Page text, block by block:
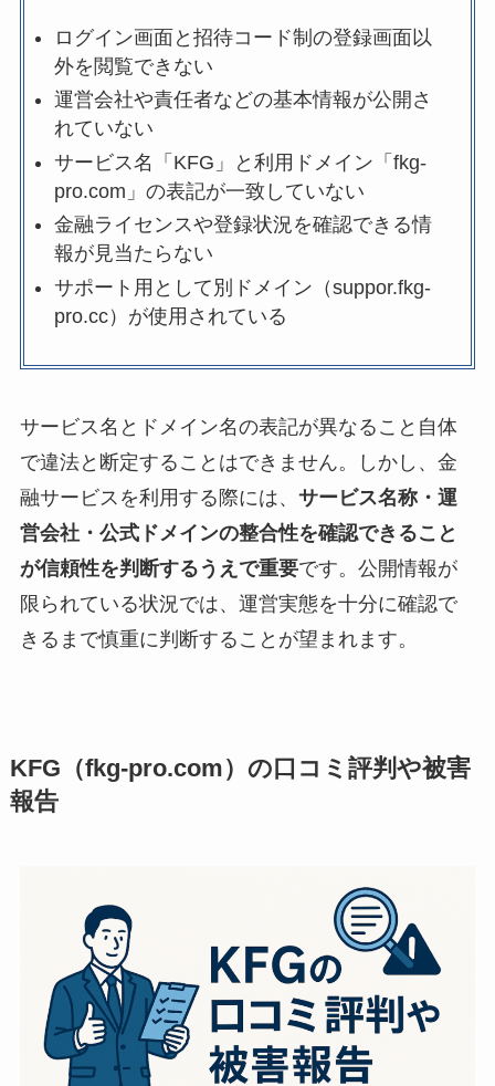
ログイン画面と招待コード制の登録画面以
外を閲覧できない
運営会社や責任者などの基本情報が公開さ
れていない
サービス名「KFG」と利用ドメイン「fkg-
pro.com」の表記が一致していない
金融ライセンスや登録状況を確認できる情
報が見当たらない
サポート用として別ドメイン（suppor.fkg-
pro.cc）が使用されている
サービス名とドメイン名の表記が異なること自体
で違法と断定することはできません。しかし、金
融サービスを利用する際には、 サービス名称・運
営会社・公式ドメインの整合性を確認できること
が信頼性を判断するうえで重要です。公開情報が
限られている状況では、運営実態を十分に確認で
きるまで慎重に判断することが望まれます。
KFG（fkg-pro.com）の口コミ評判や被害
報告